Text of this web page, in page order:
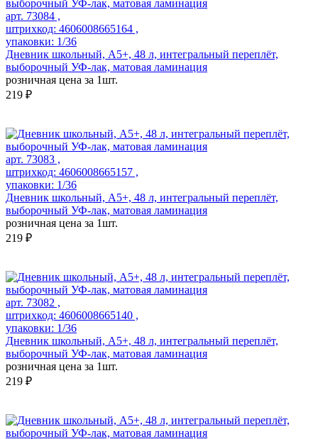
арт. 73084 ,
штрихкод: 4606008665164 ,
упаковки: 1/36
Дневник школьный, А5+, 48 л, интегральный переплёт,
выборочный УФ-лак, матовая ламинация
розничная цена за 1шт.
219 ₽
арт. 73083 ,
штрихкод: 4606008665157 ,
упаковки: 1/36
Дневник школьный, А5+, 48 л, интегральный переплёт,
выборочный УФ-лак, матовая ламинация
розничная цена за 1шт.
219 ₽
арт. 73082 ,
штрихкод: 4606008665140 ,
упаковки: 1/36
Дневник школьный, А5+, 48 л, интегральный переплёт,
выборочный УФ-лак, матовая ламинация
розничная цена за 1шт.
219 ₽